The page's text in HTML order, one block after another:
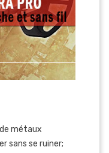
métaux
sans se ruiner;